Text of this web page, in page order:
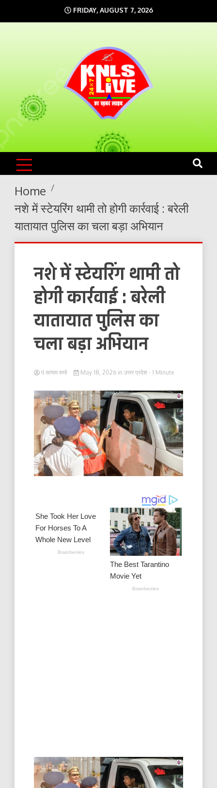
to
FRIDAY, AUGUST 7, 2026
KNLS LIVE
India`s No.1 News Portal
Home
नशे में स्टेयरिंग थामी तो होगी कार्रवाई : बरेली
यातायात पुलिस का चला बड़ा अभियान
नशे में स्टेयरिंग थामी तो
होगी कार्रवाई : बरेली
यातायात पुलिस का
चला बड़ा अभियान
पं.सत्यम शर्मा May 18, 2026 in उत्तर प्रदेश - 1 Minute